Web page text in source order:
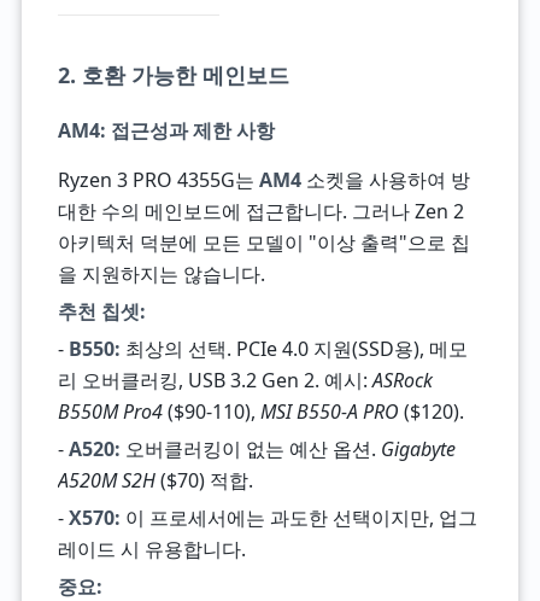
2. 호환 가능한 메인보드
AM4: 접근성과 제한 사항
Ryzen 3 PRO 4355G는 AM4소켓을 사용하여 방
대한 수의 메인보드에 접근합니다. 그러나 Zen 2
아키텍처 덕분에 모든 모델이 "이상 출력"으로 칩
을 지원하지는 않습니다.
추천 칩셋:
- B550: 최상의 선택. PCIe 4.0 지원(SSD용), 메모
리 오버클러킹, USB 3.2 Gen 2. 예시:ASRock
B550M Pro4($90-110), MSI B550-A PRO ($120).
-A520: 오버클러킹이 없는 예산 옵션. Gigabyte
A520M S2H($70) 적합.
-X570: 이 프로세서에는 과도한 선택이지만, 업그
레이드 시 유용합니다.
중요: